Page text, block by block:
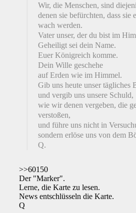
Wir, die Menschen, sind
denen sie befürchten, dass sie
wach werden.
Vater unser, der du bist im
Geheiligt sei dein Name.
Euer Königreich komme.
Dein Wille geschehe
auf Erden wie im Himmel.
Gib uns heute unser tägliches
und vergib uns unsere Schuld,
wie wir denen vergeben, die
verstoßen,
und führe uns nicht in
sondern erlöse uns von dem
Q.
>>60150
Der "Marker".
Lerne, die Karte zu lesen.
News entschlüsseln die Karte.
Q